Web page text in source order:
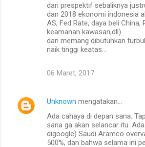
dari prespektif sebaliknya
dan 2018 ekonomi indonesia
AS, Fed Rate, daya beli China,
keamanan kawasan,dll)..
dan memang dibutuhkan
naik tinggi keatas...
06 Maret, 2017
Unknown mengatakan…
Ada cahaya di depan sana.
sana ga akan selancar itu.
digoogle) Saudi Aramco
500%, dan bahwa selama ini